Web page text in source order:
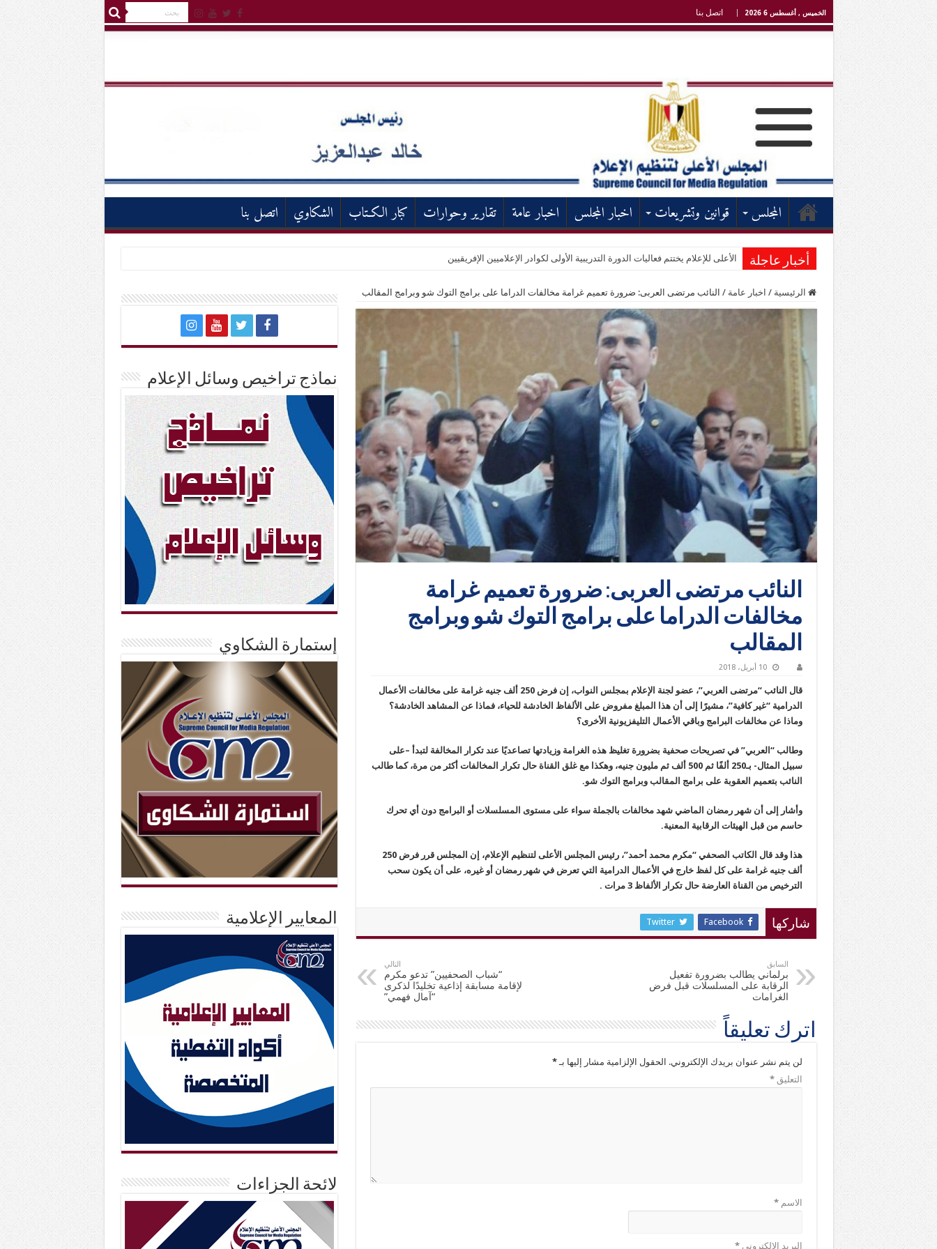
الخميس , أغسطس 6 2026 اتصل بنا
المجلس قوانين وتشريعات اخبار المجلس اخبار عامة تقارير وحوارات كبار الكـتاب الشكاوي اتصل بنا
أخبار عاجلة الأعلى للإعلام يختتم فعاليات الدورة التدريبية الأولى لكوادر الإعلاميين الإفريقيين
الرئيسية / اخبار عامة / النائب مرتضى العربى: ضرورة تعميم غرامة مخالفات الدراما على برامج التوك شو وبرامج المقالب
النائب مرتضى العربى: ضرورة تعميم غرامة
مخالفات الدراما على برامج التوك شو وبرامج
المقالب
10 أبريل، 2018
قال النائب “مرتضى العربي”، عضو لجنة الإعلام بمجلس النواب، إن فرض 250 ألف جنيه غرامة على مخالفات الأعمال
الدرامية “غير كافية”، مشيرًا إلى أن هذا المبلغ مفروض على الألفاظ الخادشة للحياء، فماذا عن المشاهد الخادشة؟
وماذا عن مخالفات البرامج وباقي الأعمال التليفزيونية الأخرى؟
وطالب “العربي” في تصريحات صحفية بضرورة تغليظ هذه الغرامة وزيادتها تصاعديًا عند تكرار المخالفة لتبدأ –على
سبيل المثال- بـ250 ألفًا ثم 500 ألف ثم مليون جنيه، وهكذا مع غلق القناة حال تكرار المخالفات أكثر من مرة، كما طالب
النائب بتعميم العقوبة على برامج المقالب وبرامج التوك شو.
وأشار إلى أن شهر رمضان الماضي شهد مخالفات بالجملة سواء على مستوى المسلسلات أو البرامج دون أي تحرك
حاسم من قبل الهيئات الرقابية المعنية.
هذا وقد قال الكاتب الصحفي “مكرم محمد أحمد”، رئيس المجلس الأعلى لتنظيم الإعلام، إن المجلس قرر فرض 250
ألف جنيه غرامة على كل لفظ خارج في الأعمال الدرامية التي تعرض في شهر رمضان أو غيره، على أن يكون سحب
الترخيص من القناة العارضة حال تكرار الألفاظ 3 مرات .
شاركها Facebook
Twitter
السابق
برلماني يطالب بضرورة تفعيل
الرقابة على المسلسلات قبل فرض
الغرامات
التالي
“شباب الصحفيين” تدعو مكرم
لإقامة مسابقة إذاعية تخليدًا لذكرى
“آمال فهمي”
اترك تعليقاً
لن يتم نشر عنوان بريدك الإلكتروني. الحقول الإلزامية مشار إليها بـ*
التعليق*
الاسم*
البريد الإلكتروني*
نماذج تراخيص وسائل الإعلام
إستمارة الشكاوي
المعايير الإعلامية
لائحة الجزاءات